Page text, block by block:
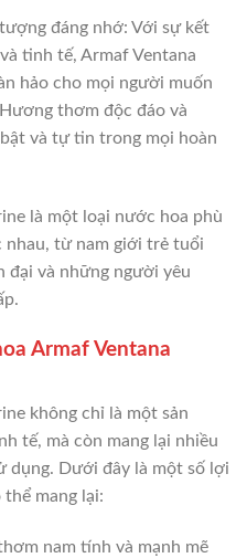
đáng nhớ: Với sự kết
tinh tế, Armaf Ventana
hảo cho mọi người muốn
thơm độc đáo và
và tự tin trong mọi hoàn
là một loại nước hoa phù
nhau, từ nam giới trẻ tuổi
đại và những người yêu
Armaf Ventana
không chỉ là một sản
tế, mà còn mang lại nhiều
dụng. Dưới đây là một số lợi
mang lại:
nam tính và mạnh mẽ